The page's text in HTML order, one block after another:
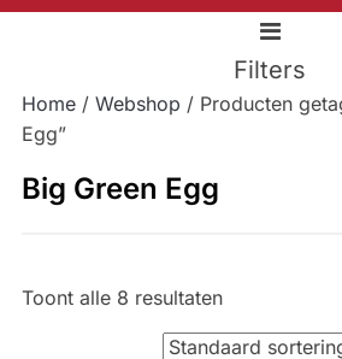
Filters
Home/ Webshop / Producten
Egg”
Big Green Egg
Toont alle 8 resultaten